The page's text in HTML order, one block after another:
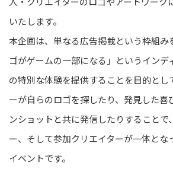
いたします。
本企画は、単なる広告掲載という枠組み
ゴがゲームの一部になる」というインデ
の特別な体験を提供することを目的とし
ーが自らのロゴを探したり、発見した喜
ンショットと共に発信したりすることで
ー、そして参加クリエイターが一体とな
イベントです。